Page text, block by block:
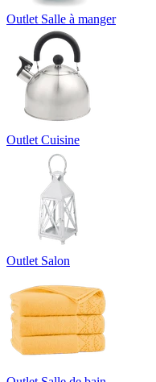
Outlet Salle à manger
Outlet Cuisine
Outlet Salon